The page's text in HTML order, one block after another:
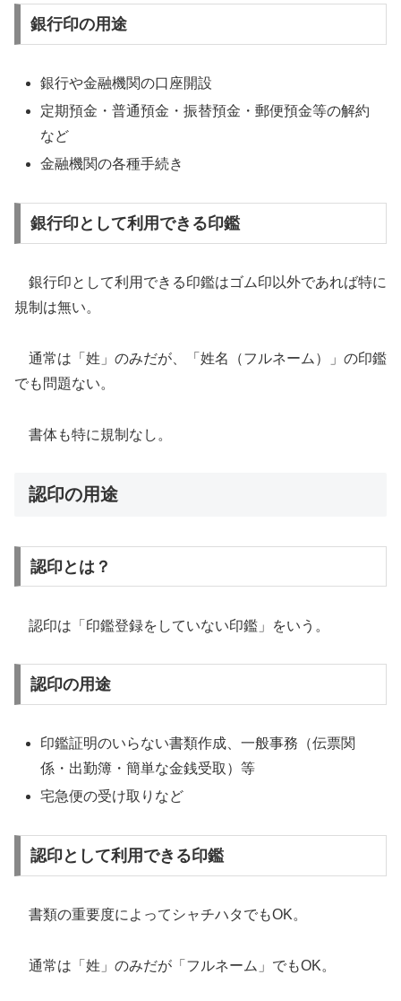
銀行印の用途
銀行や金融機関の口座開設
定期預金・普通預金・振替預金・郵便預金等の解約
など
金融機関の各種手続き
銀行印として利用できる印鑑
銀行印として利用できる印鑑はゴム印以外であれば特に
規制は無い。
通常は「姓」のみだが、「姓名（フルネーム）」の印鑑
でも問題ない。
書体も特に規制なし。
認印の用途
認印とは？
認印は「印鑑登録をしていない印鑑」をいう。
認印の用途
印鑑証明のいらない書類作成、一般事務（伝票関
係・出勤簿・簡単な金銭受取）等
宅急便の受け取りなど
認印として利用できる印鑑
書類の重要度によってシャチハタでもOK。
通常は「姓」のみだが「フルネーム」でもOK。